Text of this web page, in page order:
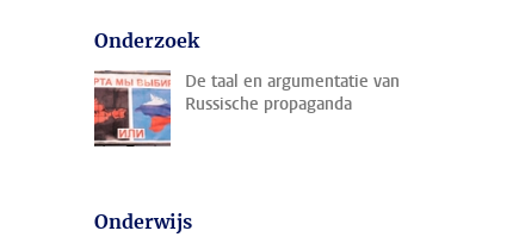
Onderzoek
De taal en argumentatie van
Russische propaganda
Onderwijs